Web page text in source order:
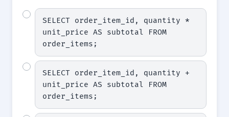
SELECT order_item_id, quantity *
unit_price AS subtotal FROM
order_items;
SELECT order_item_id, quantity +
unit_price AS subtotal FROM
order_items;